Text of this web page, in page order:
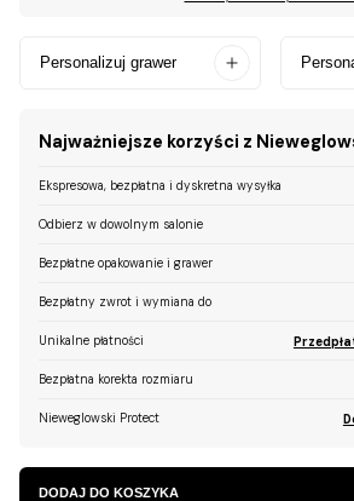
Personalizuj grawer
Najważniejsze korzyści z
Ekspresowa, bezpłatna i dyskretna wysyłka
Odbierz w dowolnym salonie
Bezpłatne opakowanie i grawer
Bezpłatny zwrot i wymiana do
Unikalne płatności
Bezpłatna korekta rozmiaru
Nieweglowski Protect
DODAJ DO KOSZYKA